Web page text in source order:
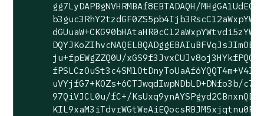
gg7LyDAPBgNVHRMBAf8EBTADAQH/
ju+fpEWgZZQ0U/
uVYjfG7+KOZs+6CTJwqdIwpNDbLD+DNfo3b/
97QiVJCL0u/fC+/